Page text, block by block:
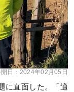
日： 2024年02月05日
に直面した。「適